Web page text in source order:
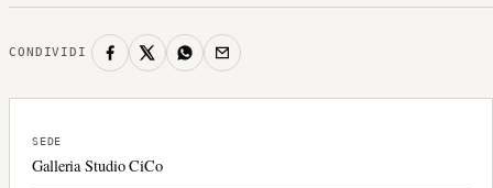
CONDIVIDI
SEDE
Galleria Studio CiCo